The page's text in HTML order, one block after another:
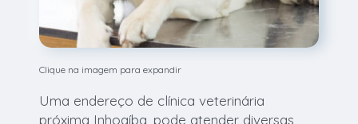
Clique na imagem para expandir
Uma endereço de clínica veterinária
próxima Inhoaíba, pode atender diversas